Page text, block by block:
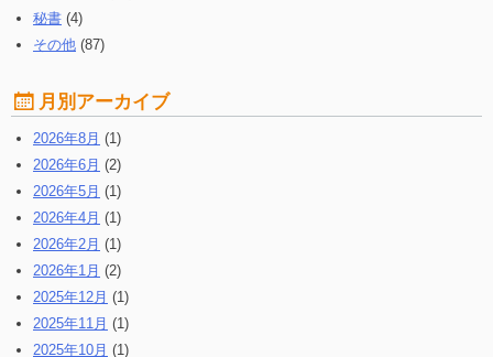
秘書 (4)
その他 (87)
月別アーカイブ
2026年8月 (1)
2026年6月 (2)
2026年5月 (1)
2026年4月 (1)
2026年2月 (1)
2026年1月 (2)
2025年12月 (1)
2025年11月 (1)
2025年10月 (1)